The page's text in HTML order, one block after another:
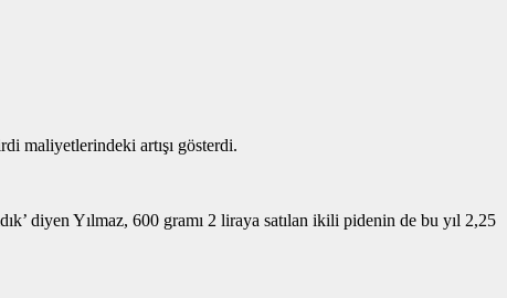
maliyetlerindeki artışı gösterdi.
diyen Yılmaz, 600 gramı 2 liraya satılan ikili pidenin de bu yıl 2,25